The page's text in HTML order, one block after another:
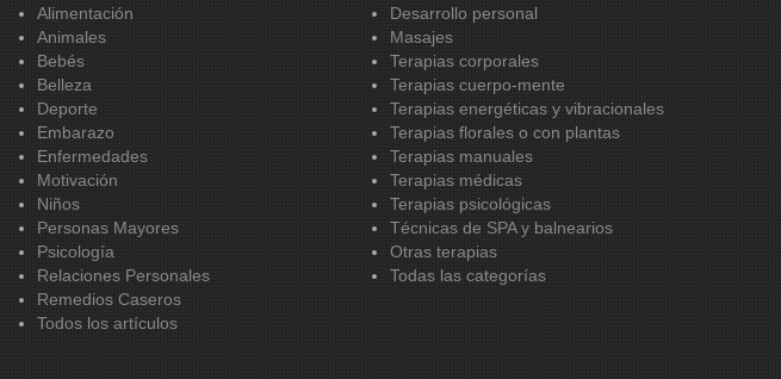
Alimentación
Animales
Bebés
Belleza
Deporte
Embarazo
Enfermedades
Motivación
Niños
Personas Mayores
Psicología
Relaciones Personales
Remedios Caseros
Todos los artículos
Desarrollo personal
Masajes
Terapias corporales
Terapias cuerpo-mente
Terapias energéticas y vibracionales
Terapias florales o con plantas
Terapias manuales
Terapias médicas
Terapias psicológicas
Técnicas de SPA y balnearios
Otras terapias
Todas las categorías